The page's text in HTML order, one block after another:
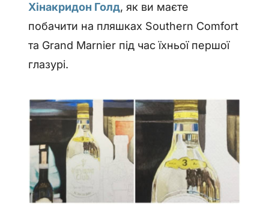
Хінакридон Голд, як ви маєте
побачити на пляшках Southern Comfort
та Grand Marnier під час їхньої першої
глазурі.